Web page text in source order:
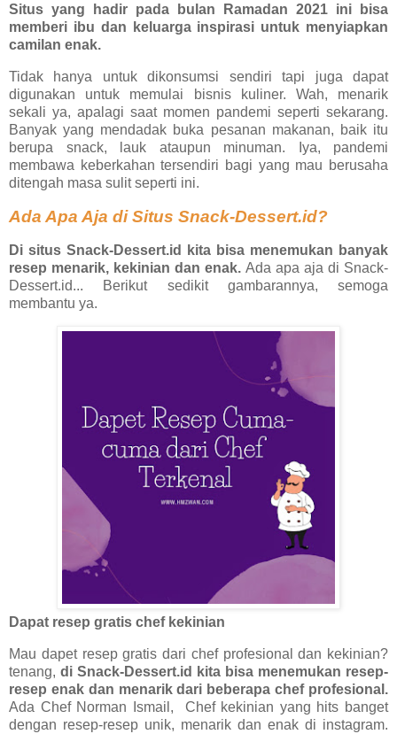
Situs yang hadir pada bulan Ramadan 2021 ini bisa
memberi ibu dan keluarga inspirasi untuk menyiapkan
camilan enak.
Tidak hanya untuk dikonsumsi sendiri tapi juga dapat
digunakan untuk memulai bisnis kuliner. Wah, menarik
sekali ya, apalagi saat momen pandemi seperti sekarang.
Banyak yang mendadak buka pesanan makanan, baik itu
berupa snack, lauk ataupun minuman. Iya, pandemi
membawa keberkahan tersendiri bagi yang mau berusaha
ditengah masa sulit seperti ini.
Ada Apa Aja di Situs Snack-Dessert.id?
Di situs Snack-Dessert.id kita bisa menemukan banyak
resep menarik, kekinian dan enak. Ada apa aja di Snack-
Dessert.id... Berikut sedikit gambarannya, semoga
membantu ya.
Dapat resep gratis chef kekinian
Mau dapet resep gratis dari chef profesional dan kekinian?
tenang, di Snack-Dessert.id kita bisa menemukan resep-
resep enak dan menarik dari beberapa chef profesional.
Ada Chef Norman Ismail, Chef kekinian yang hits banget
dengan resep-resep unik, menarik dan enak di instagram.